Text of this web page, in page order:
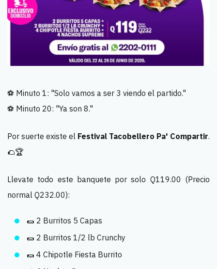
⚽ Minuto 1: "Solo vamos a ser 3 viendo el partido."
⚽ Minuto 20: "Ya son 8."
Por suerte existe el Festival Tacobellero Pa' Compartir.
🌮🏆
Llevate todo este banquete por solo Q119.00 (Precio
normal Q232.00):
🌯 2 Burritos 5 Capas
🌯 2 Burritos 1/2 lb Crunchy
🌯 4 Chipotle Fiesta Burrito